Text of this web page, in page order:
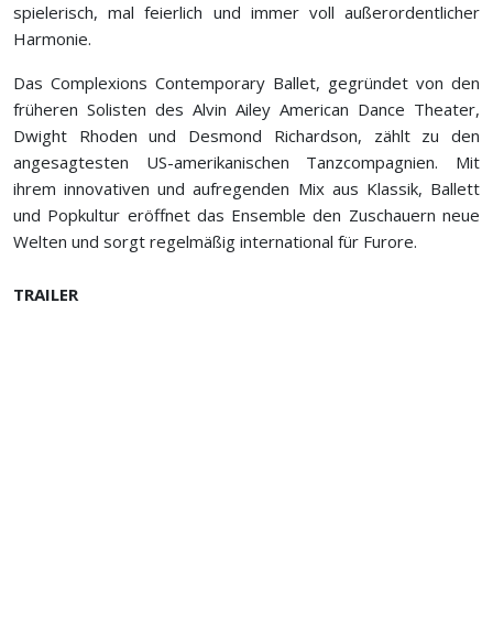
spielerisch, mal feierlich und immer voll außerordentlicher
Harmonie.
Das Complexions Contemporary Ballet, gegründet von den
früheren Solisten des Alvin Ailey American Dance Theater,
Dwight Rhoden und Desmond Richardson, zählt zu den
angesagtesten US-amerikanischen Tanzcompagnien. Mit
ihrem innovativen und aufregenden Mix aus Klassik, Ballett
und Popkultur eröffnet das Ensemble den Zuschauern neue
Welten und sorgt regelmäßig international für Furore.
TRAILER